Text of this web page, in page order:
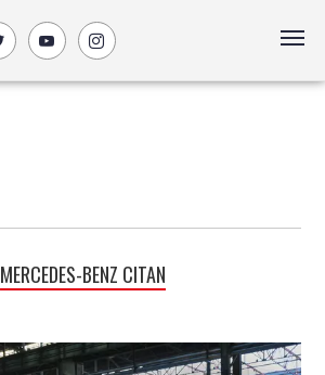
MERCEDES-BENZ CITAN